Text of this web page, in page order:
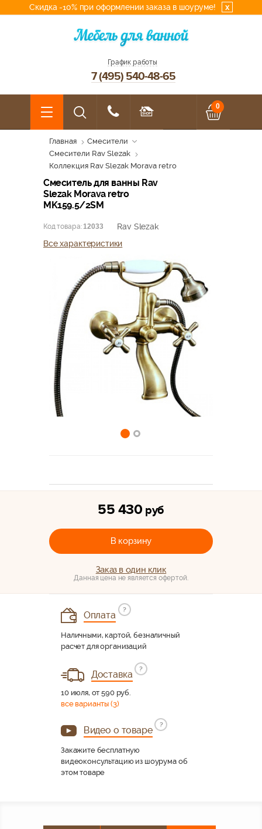
Скидка -10% при оформлении заказа в шоуруме! x
График работы
7 (495) 540-48-65
0
Главная
Смесители
Смесители Rav Slezak
Коллекция Rav Slezak Morava retro
Смеситель для ванны Rav
Slezak Morava retro
MK159.5/2SM
Код товара: 12033
Rav Slezak
Все характеристики
55 430 руб
В корзину
Заказ в один клик
Данная цена не является офертой.
Оплата
?
Наличными, картой, безналичный
расчет для организаций
Доставка
?
10 июля, от 590 руб.
все варианты (3)
Видео о товаре
?
Закажите бесплатную
видеоконсультацию из шоурума об
этом товаре